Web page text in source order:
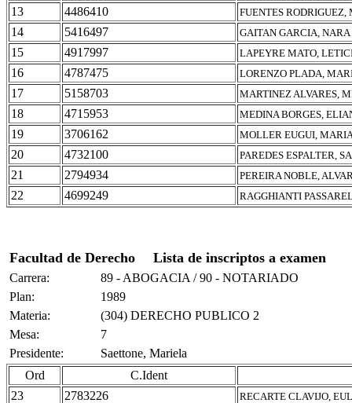
13 4486410 FUENTES
14 5416497 GAITAN GARCIA, NARA
15 4917997 LAPEYRE MATO,
16 4787475 LORENZO PLADA,
17 5158703 MARTINEZ ALVARES,
18 4715953 MEDINA BORGES,
19 3706162 MOLLER EUGUI,
20 4732100 PAREDES ESPALTER,
21 2794934 PEREIRA NOBLE,
22 4699249 RAGGHIANTI
Facultad de Derecho Lista de inscriptos a examen
Carrera:
89 - ABOGACIA / 90 - NOTARIADO
Plan:
1989
Materia:
(304) DERECHO PUBLICO 2
Mesa:
7
Presidente:
Saettone, Mariela
Ord
C.Ident
23
2783226 RECARTE CLAVIJO,